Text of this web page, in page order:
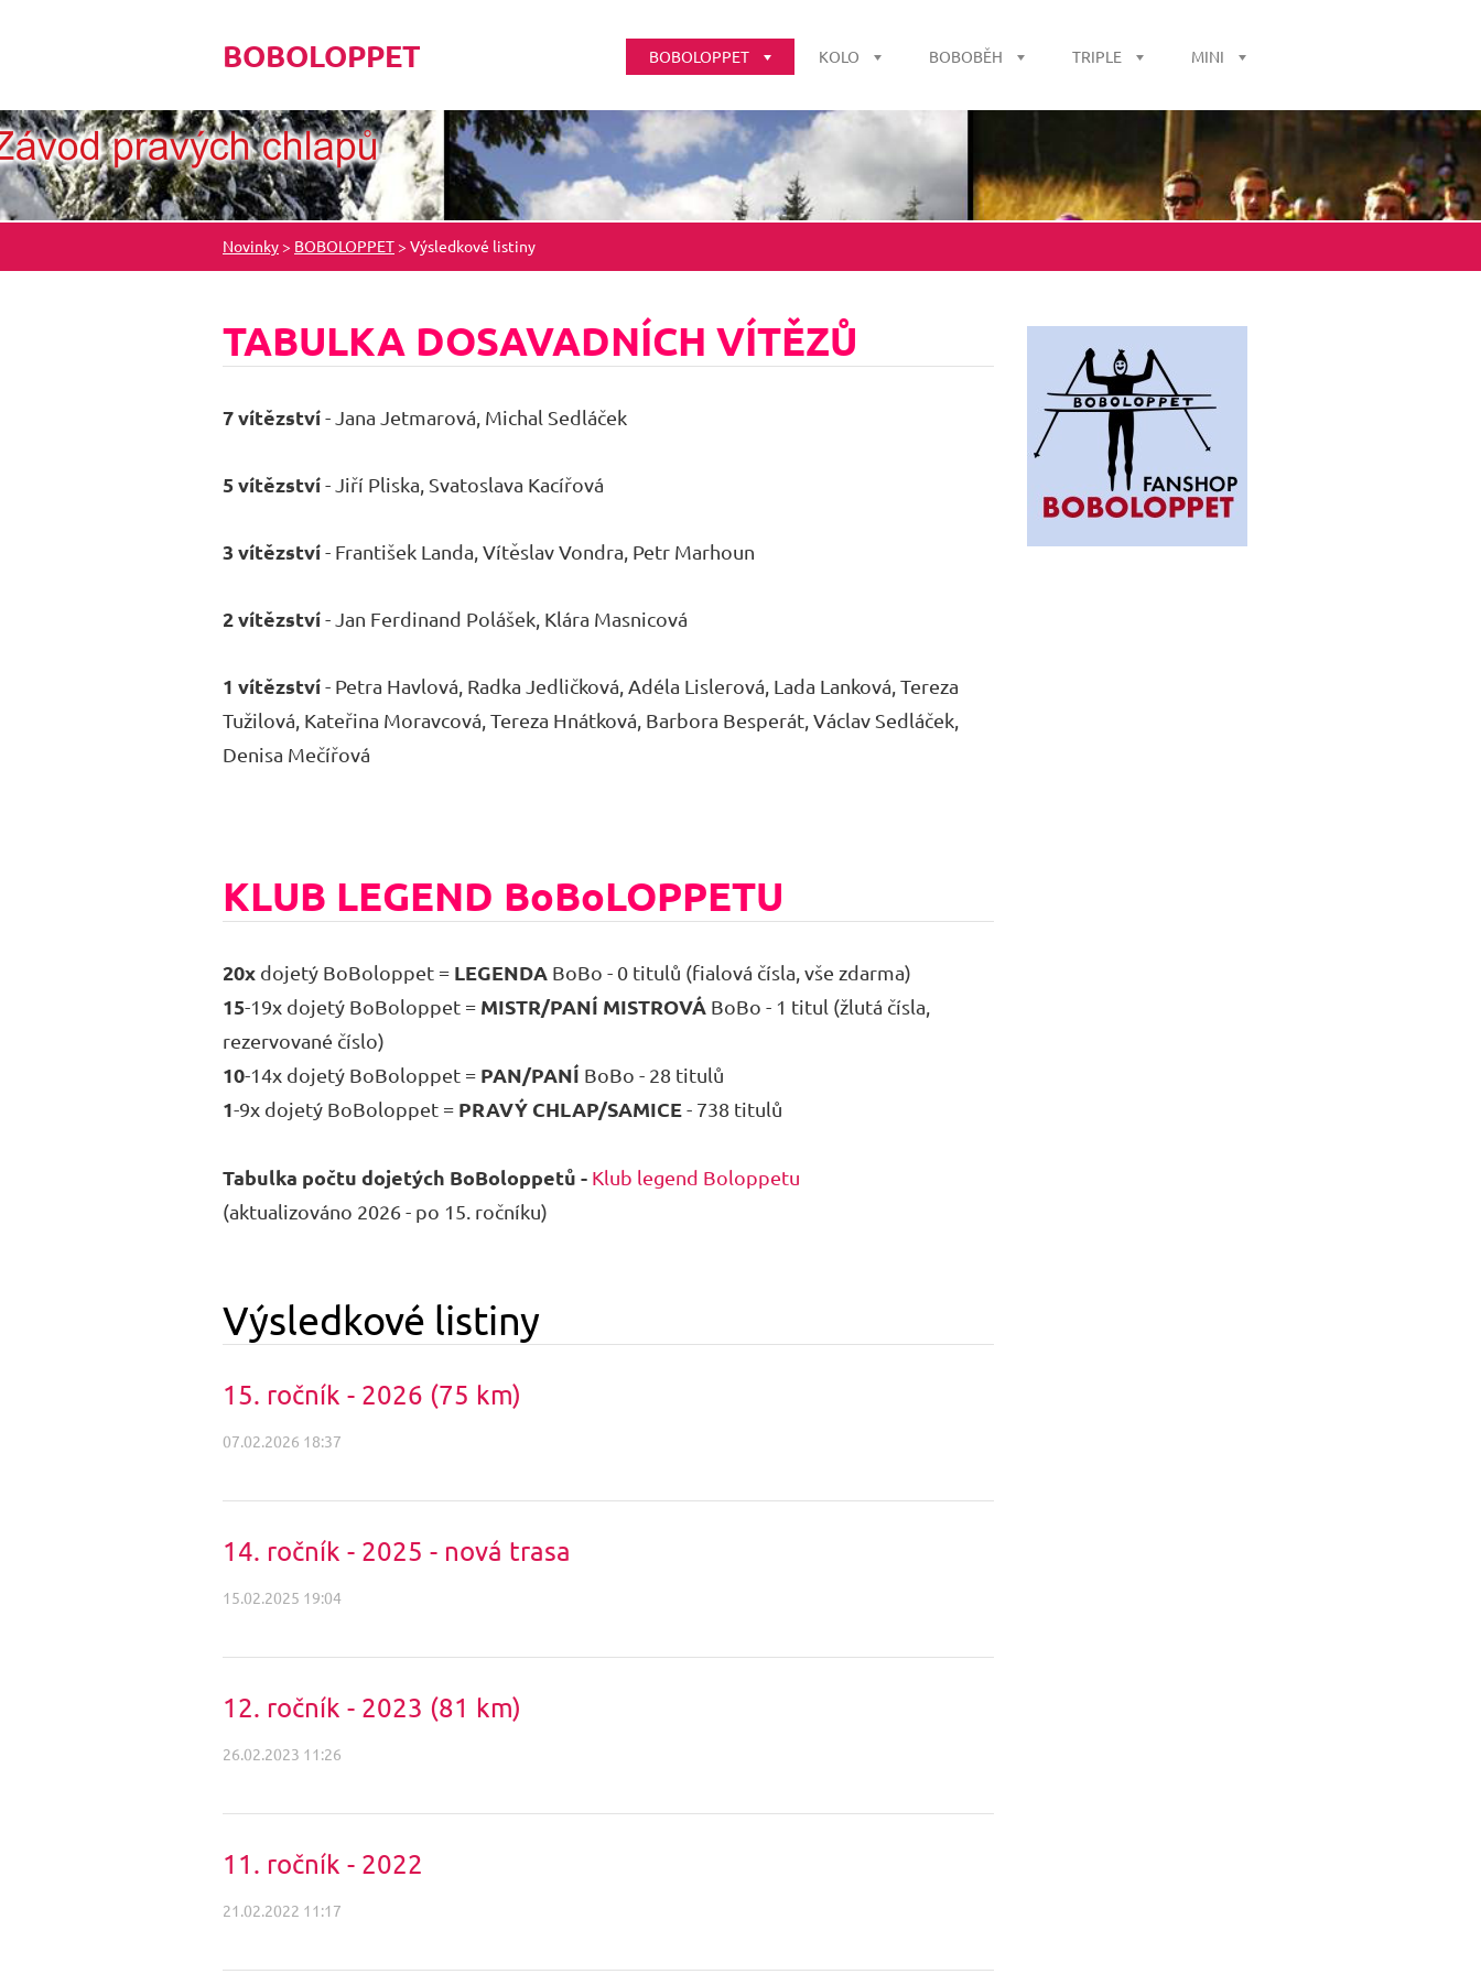
BOBOLOPPET BOBOLOPPET KOLO BOBOBĚH TRIPLE MINI
Novinky > BOBOLOPPET > Výsledkové listiny
TABULKA DOSAVADNÍCH VÍTĚZŮ
7 vítězství- Jana Jetmarová, Michal Sedláček
5 vítězství- Jiří Pliska, Svatoslava Kacířová
3 vítězství- František Landa, Vítěslav Vondra, Petr Marhoun
2 vítězství- Jan Ferdinand Polášek, Klára Masnicová
1 vítězství- Petra Havlová, Radka Jedličková, Adéla Lislerová, Lada Lanková, Tereza
Tužilová, Kateřina Moravcová, Tereza Hnátková, Barbora Besperát, Václav Sedláček,
Denisa Mečířová
KLUB LEGEND BoBoLOPPETU
20x dojetý BoBoloppet = LEGENDA BoBo - 0 titulů (fialová čísla, vše zdarma)
15-19x dojetý BoBoloppet = MISTR/PANÍ MISTROVÁ BoBo - 1 titul (žlutá čísla,
rezervované číslo)
10-14x dojetý BoBoloppet = PAN/PANÍ BoBo - 28 titulů
1-9x dojetý BoBoloppet = PRAVÝ CHLAP/SAMICE- 738 titulů
Tabulka počtu dojetých BoBoloppetů - Klub legend Boloppetu
(aktualizováno 2026 - po 15. ročníku)
Výsledkové listiny
15. ročník - 2026 (75 km)
07.02.2026 18:37
14. ročník - 2025 - nová trasa
15.02.2025 19:04
12. ročník - 2023 (81 km)
26.02.2023 11:26
11. ročník - 2022
21.02.2022 11:17